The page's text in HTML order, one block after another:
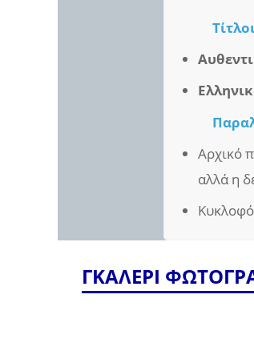
Αρχικό
αλλά η
ΓΚΑΛΕΡΙ